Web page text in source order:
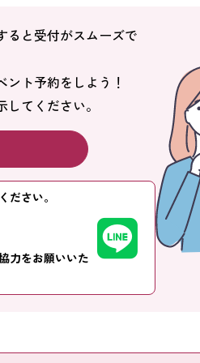
ると受付がスムーズで
ト予約をしよう！
てください。
さい。
力をお願いいた